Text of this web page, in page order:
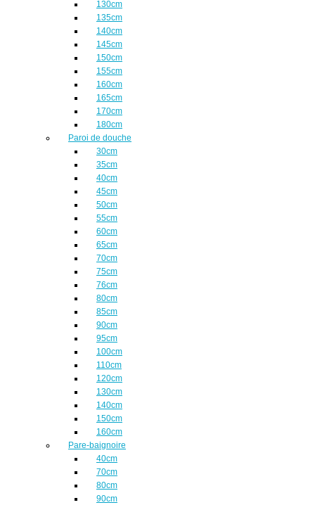
130cm
135cm
140cm
145cm
150cm
155cm
160cm
165cm
170cm
180cm
Paroi de douche
30cm
35cm
40cm
45cm
50cm
55cm
60cm
65cm
70cm
75cm
76cm
80cm
85cm
90cm
95cm
100cm
110cm
120cm
130cm
140cm
150cm
160cm
Pare-baignoire
40cm
70cm
80cm
90cm